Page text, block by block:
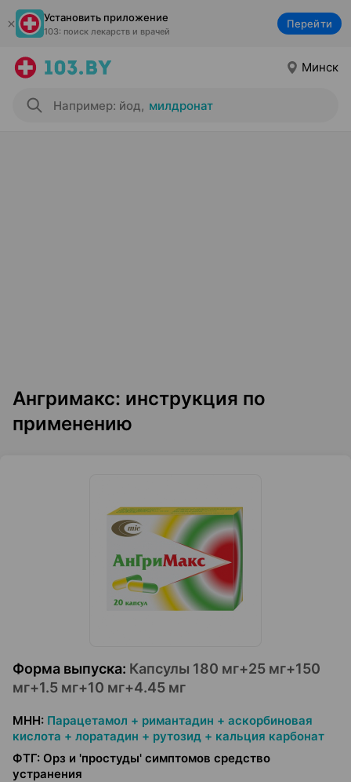
Установить приложение
103: поиск лекарств и врачей
Перейти
Минск
Например: йод, милдронат
Ангримакс: инструкция по
применению
Форма выпуска: Капсулы 180 мг+25 мг+150
мг+1.5 мг+10 мг+4.45 мг
МНН: Парацетамол + римантадин + аскорбиновая
кислота + лоратадин + рутозид + кальция карбонат
ФТГ: Орз и 'простуды' симптомов средство
устранения